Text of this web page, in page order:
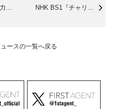
NHK BS1『チャリダー★快汗！サイク...
ースの一覧へ戻る